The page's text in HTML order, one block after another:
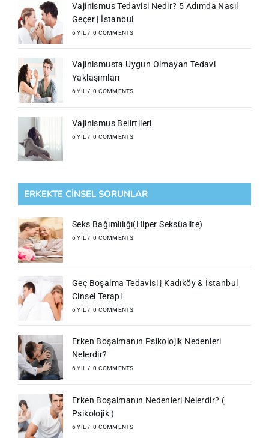
Vajinismus Tedavisi Nedir? 5 Adımda Nasıl
Geçer | İstanbul
6 YIL / 0 COMMENTS
Vajinismusta Uygun Olmayan Tedavi
Yaklaşımları
6 YIL / 0 COMMENTS
Vajinismus Belirtileri
6 YIL / 0 COMMENTS
ERKEKTE CİNSEL SORUNLAR
Seks Bağımlılığı(Hiper Seksüalite)
6 YIL / 0 COMMENTS
Geç Boşalma Tedavisi | Kadıköy & İstanbul
Cinsel Terapi
6 YIL / 0 COMMENTS
Erken Boşalmanın Psikolojik Nedenleri
Nelerdir?
6 YIL / 0 COMMENTS
Erken Boşalmanın Nedenleri Nelerdir? (
Psikolojik )
6 YIL / 0 COMMENTS